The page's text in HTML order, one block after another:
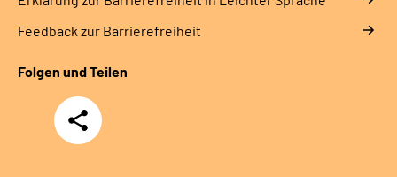
Feedback zur Barrierefreiheit
Folgen und Teilen
Teilen